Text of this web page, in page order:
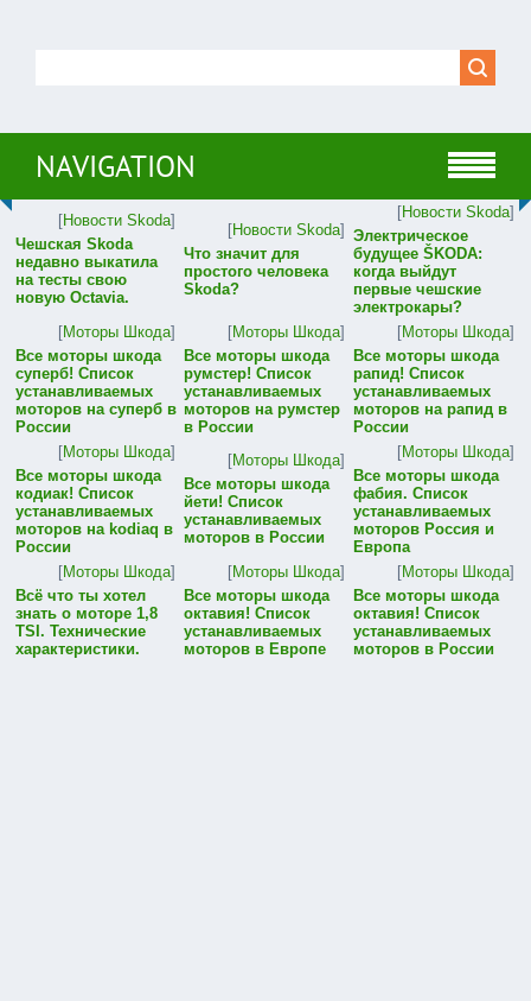
NAVIGATION
[Новости Skoda]
Чешская Skoda
недавно выкатила
на тесты свою
новую Octavia.
[Новости Skoda]
Что значит для
простого человека
Skoda?
[Новости Skoda]
Электрическое
будущее ŠKODA:
когда выйдут
первые чешские
электрокары?
[Моторы Шкода]
Все моторы шкода
суперб! Список
устанавливаемых
моторов на суперб в
России
[Моторы Шкода]
Все моторы шкода
румстер! Список
устанавливаемых
моторов на румстер
в России
[Моторы Шкода]
Все моторы шкода
рапид! Список
устанавливаемых
моторов на рапид в
России
[Моторы Шкода]
Все моторы шкода
кодиак! Список
устанавливаемых
моторов на kodiaq в
России
[Моторы Шкода]
Все моторы шкода
йети! Список
устанавливаемых
моторов в России
[Моторы Шкода]
Все моторы шкода
фабия. Список
устанавливаемых
моторов Россия и
Европа
[Моторы Шкода]
Всё что ты хотел
знать о моторе 1,8
TSI. Технические
характеристики.
[Моторы Шкода]
Все моторы шкода
октавия! Список
устанавливаемых
моторов в Европе
[Моторы Шкода]
Все моторы шкода
октавия! Список
устанавливаемых
моторов в России